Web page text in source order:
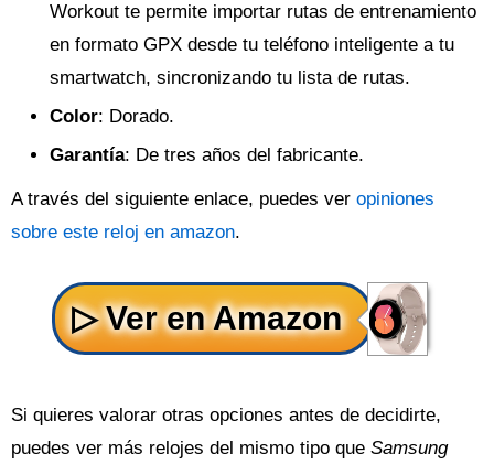
Workout te permite importar rutas de entrenamiento
en formato GPX desde tu teléfono inteligente a tu
smartwatch, sincronizando tu lista de rutas.
Color: Dorado.
Garantía: De tres años del fabricante.
A través del siguiente enlace, puedes ver opiniones
sobre este reloj en amazon.
Si quieres valorar otras opciones antes de decidirte,
puedes ver más relojes del mismo tipo que Samsung